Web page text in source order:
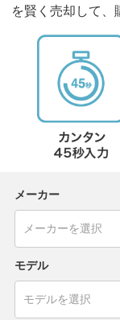
を賢く売却して、
メーカー
モデル